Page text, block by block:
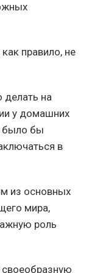
правило, не
делать на
у домашних
было бы
в
из основных
мира,
роль